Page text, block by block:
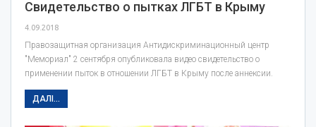
Свидетельство о пытках ЛГБТ в Крыму
4.09.2018
Правозащитная организация Антидискриминационный центр
"Мемориал" 2 сентября опубликовала видео свидетельство о
применении пыток в отношении ЛГБТ в Крыму после аннексии.
ДАЛІ...